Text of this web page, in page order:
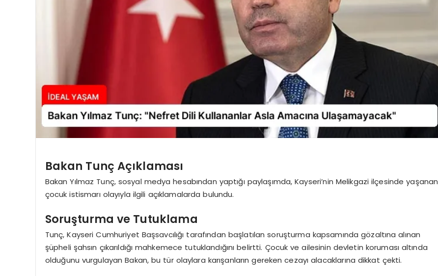
Bakan Tunç Açıklaması
Bakan Yılmaz Tunç, sosyal medya hesabından yaptığı paylaşımda, Kayseri’nin Melikgazi ilçesinde yaşanan
çocuk istismarı olayıyla ilgili açıklamalarda bulundu.
Soruşturma ve Tutuklama
Tunç, Kayseri Cumhuriyet Başsavcılığı tarafından başlatılan soruşturma kapsamında gözaltına alınan
şüpheli şahsın çıkarıldığı mahkemece tutuklandığını belirtti. Çocuk ve ailesinin devletin koruması altında
olduğunu vurgulayan Bakan, bu tür olaylara karışanların gereken cezayı alacaklarına dikkat çekti.